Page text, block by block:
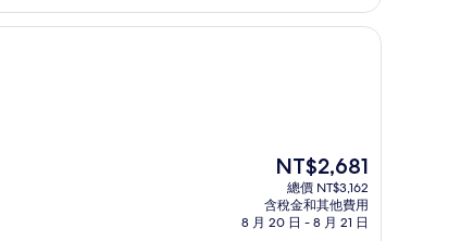
現
在
價
格
NT$2,681
總價 NT$3,162
含稅金和其他費用
8 月 20 日 - 8 月 21 日